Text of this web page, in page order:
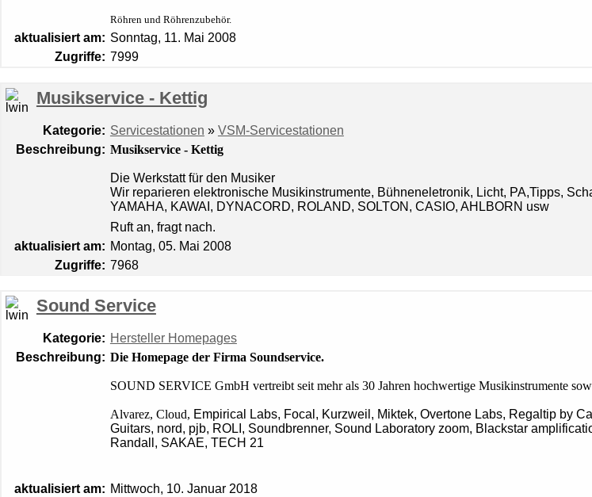
Röhren und Röhrenzubehör.
aktualisiert am: Sonntag, 11. Mai 2008
Zugriffe: 7999
Musikservice - Kettig
Kategorie: Servicestationen » VSM-Servicestationen
Beschreibung: Musikservice - Kettig
Die Werkstatt für den Musiker
Wir reparieren elektronische Musikinstrumente, Bühneneletronik, Licht, PA,Tipps,
YAMAHA, KAWAI, DYNACORD, ROLAND, SOLTON, CASIO, AHLBORN usw
Ruft an, fragt nach.
aktualisiert am: Montag, 05. Mai 2008
Zugriffe: 7968
Sound Service
Kategorie: Hersteller Homepages
Beschreibung: Die Homepage der Firma Soundservice.
SOUND SERVICE GmbH vertreibt seit mehr als 30 Jahren hochwertige Musikinstrumente
Alvarez, Cloud, Empirical Labs, Focal, Kurzweil, Miktek, Overtone Labs, Regaltip by
Guitars, nord, pjb, ROLI, Soundbrenner, Sound Laboratory zoom, Blackstar
Randall, SAKAE, TECH 21
aktualisiert am: Mittwoch, 10. Januar 2018